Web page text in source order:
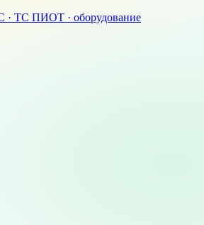
· ТС ПИОТ · оборудование